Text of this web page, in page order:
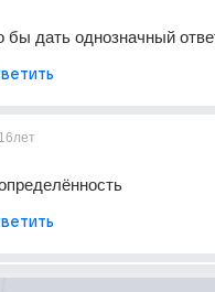
дать однозначный
16лет